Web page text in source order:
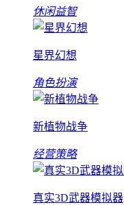
休闲益智
星界幻想
角色扮演
新植物战争
经营策略
真实3D武器模拟器